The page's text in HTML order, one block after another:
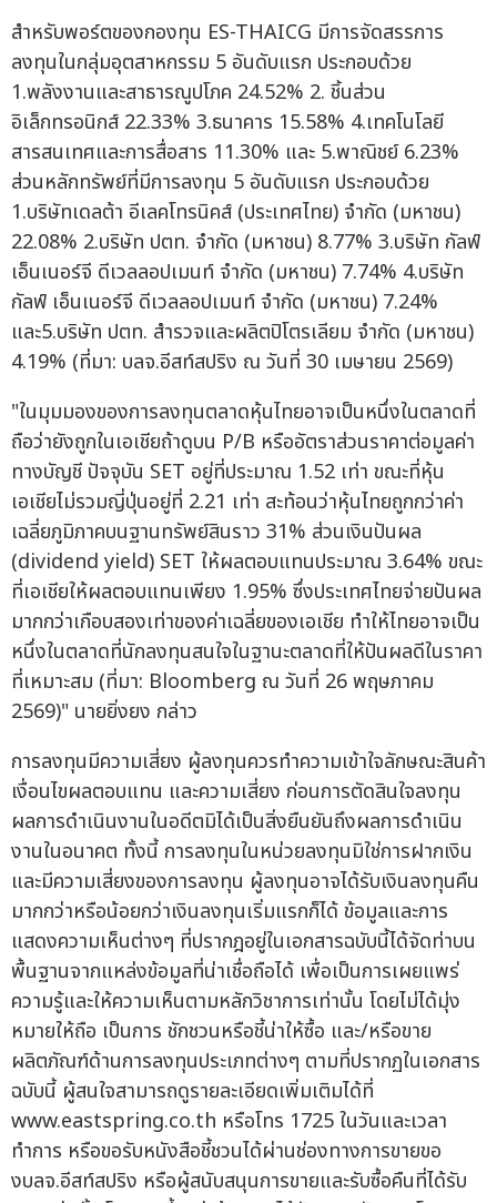
สำหรับพอร์ตของกองทุน ES-THAICG มีการจัดสรรการ
ลงทุนในกลุ่มอุตสาหกรรม 5 อันดับแรก ประกอบด้วย
1.พลังงานและสาธารณูปโภค 24.52% 2. ชิ้นส่วน
อิเล็กทรอนิกส์ 22.33% 3.ธนาคาร 15.58% 4.เทคโนโลยี
สารสนเทศและการสื่อสาร 11.30% และ 5.พาณิชย์ 6.23%
ส่วนหลักทรัพย์ที่มีการลงทุน 5 อันดับแรก ประกอบด้วย
1.บริษัทเดลต้า อีเลคโทรนิคส์ (ประเทศไทย) จำกัด (มหาชน)
22.08% 2.บริษัท ปตท. จำกัด (มหาชน) 8.77% 3.บริษัท กัลฟ์
เอ็นเนอร์จี ดีเวลลอปเมนท์ จำกัด (มหาชน) 7.74% 4.บริษัท
กัลฟ์ เอ็นเนอร์จี ดีเวลลอปเมนท์ จำกัด (มหาชน) 7.24%
และ5.บริษัท ปตท. สำรวจและผลิตปิโตรเลียม จำกัด (มหาชน)
4.19% (ที่มา: บลจ.อีสท์สปริง ณ วันที่ 30 เมษายน 2569)
"ในมุมมองของการลงทุนตลาดหุ้นไทยอาจเป็นหนึ่งในตลาดที่
ถือว่ายังถูกในเอเชียถ้าดูบน P/B หรืออัตราส่วนราคาต่อมูลค่า
ทางบัญชี ปัจจุบัน SET อยู่ที่ประมาณ 1.52 เท่า ขณะที่หุ้น
เอเชียไม่รวมญี่ปุ่นอยู่ที่ 2.21 เท่า สะท้อนว่าหุ้นไทยถูกกว่าค่า
เฉลี่ยภูมิภาคบนฐานทรัพย์สินราว 31% ส่วนเงินปันผล
(dividend yield) SET ให้ผลตอบแทนประมาณ 3.64% ขณะ
ที่เอเชียให้ผลตอบแทนเพียง 1.95% ซึ่งประเทศไทยจ่ายปันผล
มากกว่าเกือบสองเท่าของค่าเฉลี่ยของเอเชีย ทำให้ไทยอาจเป็น
หนึ่งในตลาดที่นักลงทุนสนใจในฐานะตลาดที่ให้ปันผลดีในราคา
ที่เหมาะสม (ที่มา: Bloomberg ณ วันที่ 26 พฤษภาคม
2569)" นายยิ่งยง กล่าว
การลงทุนมีความเสี่ยง ผู้ลงทุนควรทำความเข้าใจลักษณะสินค้า
เงื่อนไขผลตอบแทน และความเสี่ยง ก่อนการตัดสินใจลงทุน
ผลการดำเนินงานในอดีตมิได้เป็นสิ่งยืนยันถึงผลการดำเนิน
งานในอนาคต ทั้งนี้ การลงทุนในหน่วยลงทุนมิใช่การฝากเงิน
และมีความเสี่ยงของการลงทุน ผู้ลงทุนอาจได้รับเงินลงทุนคืน
มากกว่าหรือน้อยกว่าเงินลงทุนเริ่มแรกก็ได้ ข้อมูลและการ
แสดงความเห็นต่างๆ ที่ปรากฎอยู่ในเอกสารฉบับนี้ได้จัดท่าบน
พื้นฐานจากแหล่งข้อมูลที่น่าเชื่อถือได้ เพื่อเป็นการเผยแพร่
ความรู้และให้ความเห็นตามหลักวิชาการเท่านั้น โดยไม่ได้มุ่ง
หมายให้ถือ เป็นการ ชักชวนหรือชี้น่าให้ซื้อ และ/หรือขาย
ผลิตภัณฑ์ด้านการลงทุนประเภทต่างๆ ตามที่ปรากฏในเอกสาร
ฉบับนี้ ผู้สนใจสามารถดูรายละเอียดเพิ่มเติมได้ที่
www.eastspring.co.th หรือโทร 1725 ในวันและเวลา
ทำการ หรือขอรับหนังสือชี้ชวนได้ผ่านช่องทางการขายขอ
งบลจ.อีสท์สปริง หรือผู้สนับสนุนการขายและรับซื้อคืนที่ได้รับ